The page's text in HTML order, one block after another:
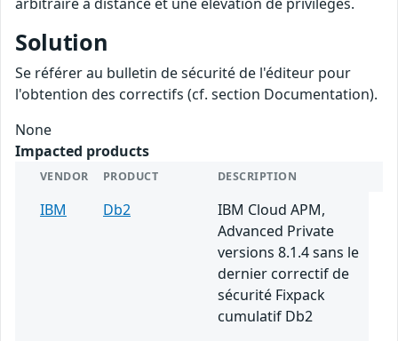
Solution
Se référer au bulletin de sécurité de l'éditeur pour
l'obtention des correctifs (cf. section Documentation).
None
Impacted products
VENDOR PRODUCT DESCRIPTION
IBM Db2
IBM Cloud APM,
Advanced Private
versions 8.1.4 sans le
dernier correctif de
sécurité Fixpack
cumulatif Db2